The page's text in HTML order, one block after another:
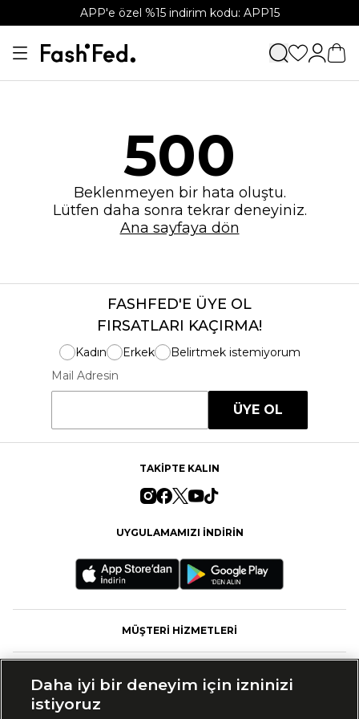
APP'e özel %15 indirim kodu: APP15
500
Beklenmeyen bir hata oluştu.
Lütfen daha sonra tekrar deneyiniz.
Ana sayfaya dön
FASHFED'E ÜYE OL
FIRSATLARI KAÇIRMA!
Kadın Erkek
Belirtmek istemiyorum
Mail Adresin
ÜYE OL
TAKİPTE KALIN
UYGULAMAMIZI İNDİRİN
MÜŞTERİ HİZMETLERİ
Daha iyi bir deneyim için izninizi
istiyoruz